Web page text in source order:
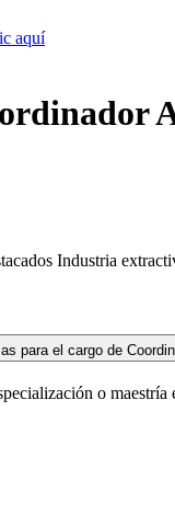
aquí
Industria
para el cargo de
o